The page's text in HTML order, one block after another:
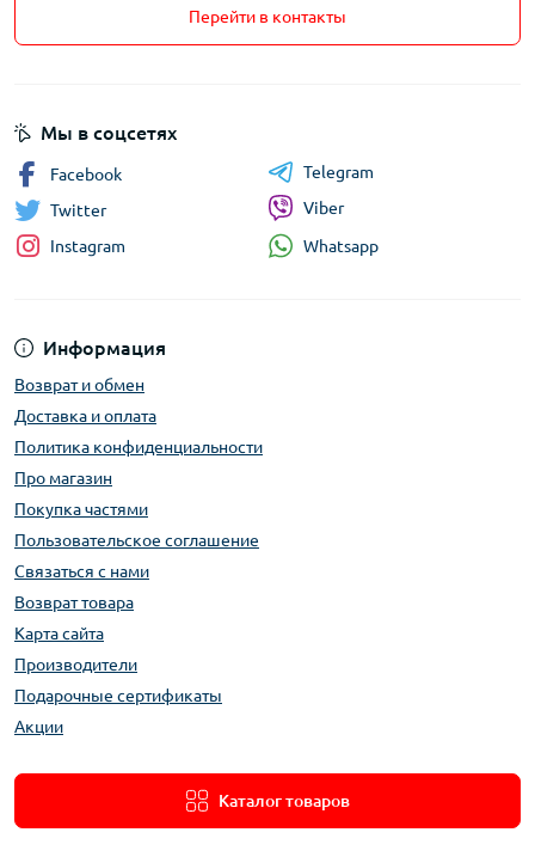
Перейти в контакты
Информация
Возврат и обмен
Доставка и оплата
Политика конфиденциальности
Про магазин
Покупка частями
Пользовательское соглашение
Связаться с нами
Возврат товара
Карта сайта
Производители
Подарочные сертификаты
Акции
Каталог товаров
Мы в соцсетях
Facebook
Twitter
Instagram
Telegram
Viber
Whatsapp